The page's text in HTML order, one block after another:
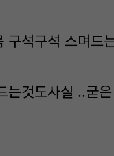
구석구석 스며드
는것도사실 ..굳